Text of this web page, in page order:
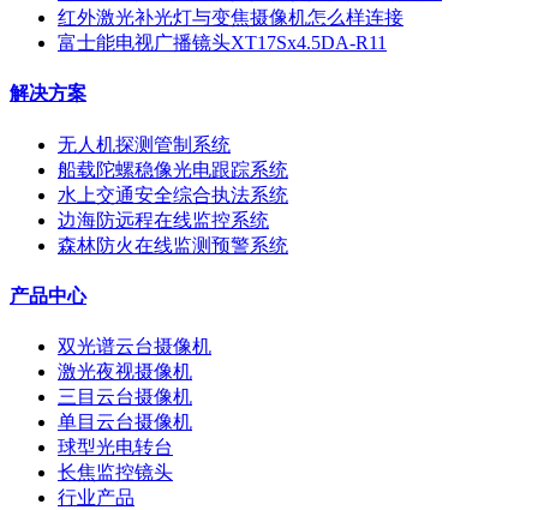
红外激光补光灯与变焦摄像机怎么样连接
富士能电视广播镜头XT17Sx4.5DA-R11
解决方案
无人机探测管制系统
船载陀螺稳像光电跟踪系统
水上交通安全综合执法系统
边海防远程在线监控系统
森林防火在线监测预警系统
产品中心
双光谱云台摄像机
激光夜视摄像机
三目云台摄像机
单目云台摄像机
球型光电转台
长焦监控镜头
行业产品